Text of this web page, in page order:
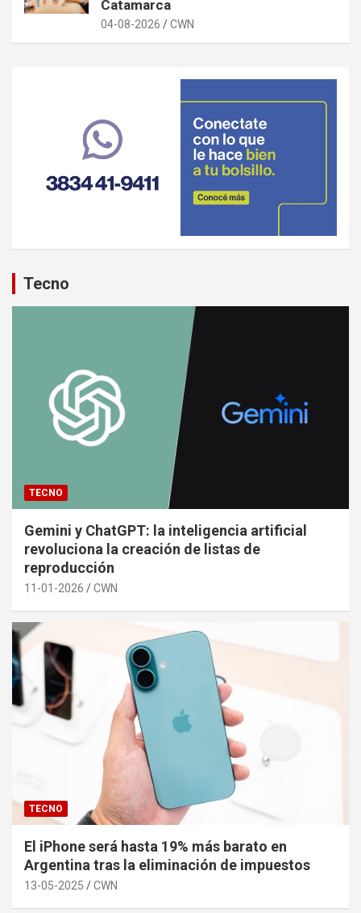
Catamarca
04-08-2026 CWN
Tecno
TECNO
Gemini y ChatGPT: la inteligencia artificial
revoluciona la creación de listas de
reproducción
11-01-2026 CWN
TECNO
El iPhone será hasta 19% más barato en
Argentina tras la eliminación de impuestos
13-05-2025 CWN